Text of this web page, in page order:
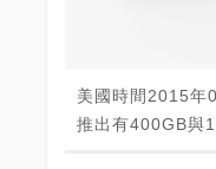
美國時間2015年
推出有400GB與